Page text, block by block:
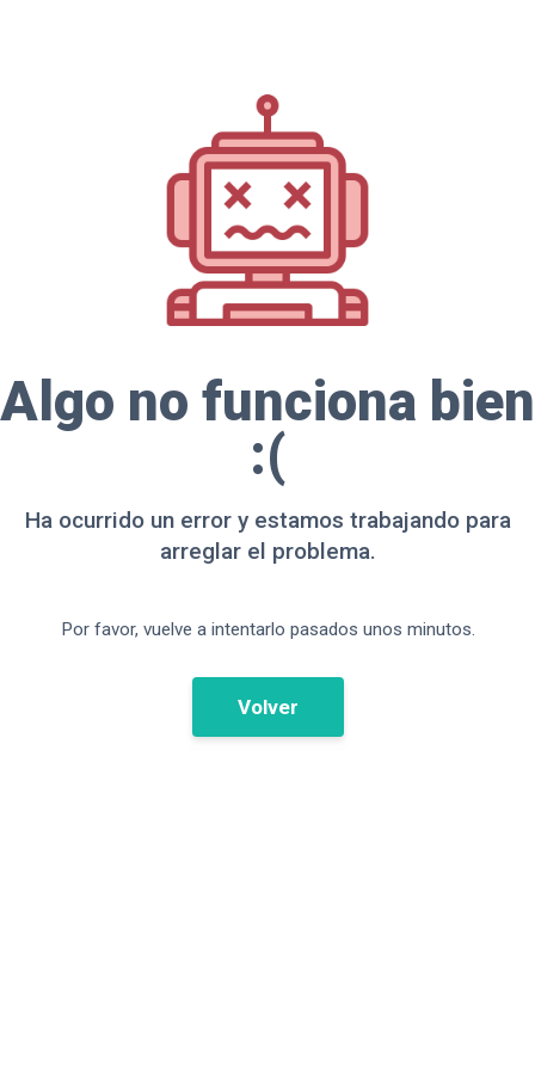
Algo no funciona bien
:(
Ha ocurrido un error y estamos trabajando para
arreglar el problema.
Por favor, vuelve a intentarlo pasados unos minutos.
Volver